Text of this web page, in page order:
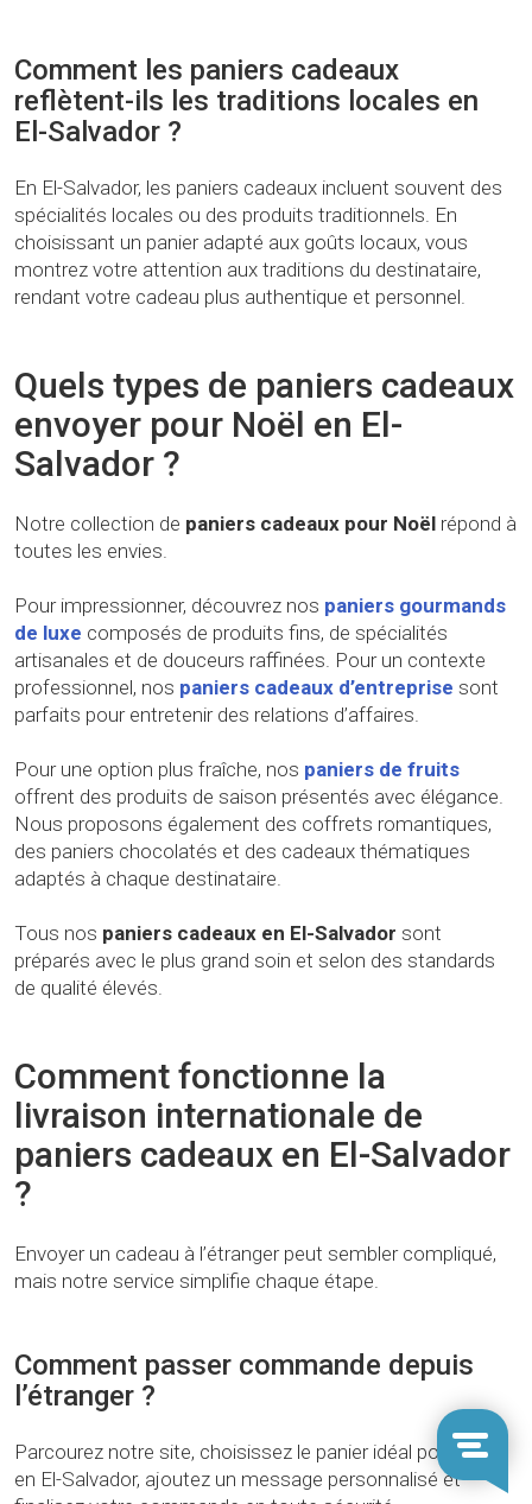
Comment les paniers cadeaux
reflètent-ils les traditions locales en
El-Salvador ?
En El-Salvador, les paniers cadeaux incluent souvent des
spécialités locales ou des produits traditionnels. En
choisissant un panier adapté aux goûts locaux, vous
montrez votre attention aux traditions du destinataire,
rendant votre cadeau plus authentique et personnel.
Quels types de paniers cadeaux
envoyer pour Noël en El-
Salvador ?
Notre collection de paniers cadeaux pour Noël répond à
toutes les envies.
Pour impressionner, découvrez nos paniers gourmands
de luxe composés de produits fins, de spécialités
artisanales et de douceurs raffinées. Pour un contexte
professionnel, nos paniers cadeaux d’entreprise sont
parfaits pour entretenir des relations d’affaires.
Pour une option plus fraîche, nos paniers de fruits
offrent des produits de saison présentés avec élégance.
Nous proposons également des coffrets romantiques,
des paniers chocolatés et des cadeaux thématiques
adaptés à chaque destinataire.
Tous nos paniers cadeaux en El-Salvador sont
préparés avec le plus grand soin et selon des standards
de qualité élevés.
Comment fonctionne la
livraison internationale de
paniers cadeaux en El-Salvador
?
Envoyer un cadeau à l’étranger peut sembler compliqué,
mais notre service simplifie chaque étape.
Comment passer commande depuis
l’étranger ?
Parcourez notre site, choisissez le panier idéal pour Noël
en El-Salvador, ajoutez un message personnalisé et